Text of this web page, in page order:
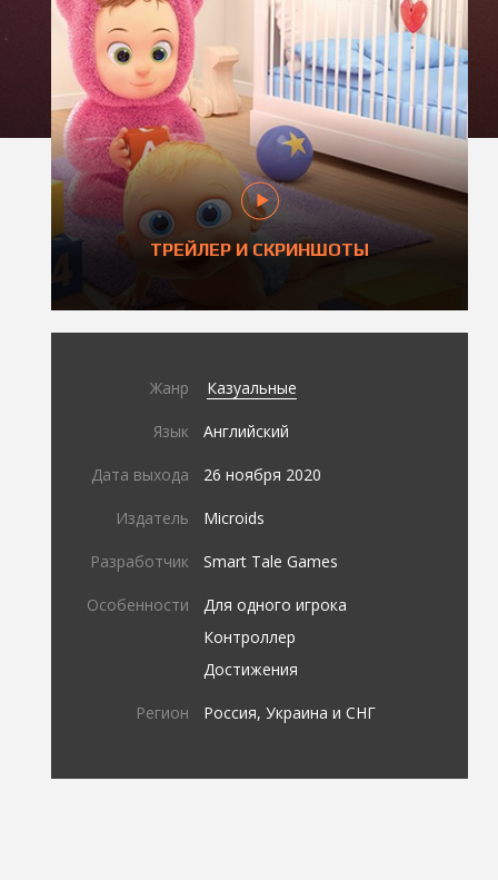
ТРЕЙЛЕР И СКРИНШОТЫ
Жанр Казуальные
Язык Английский
Дата выхода 26 ноября 2020
Издатель Microids
Разработчик Smart Tale Games
Особенности
Для одного игрока
Контроллер
Достижения
Регион Россия, Украина и СНГ